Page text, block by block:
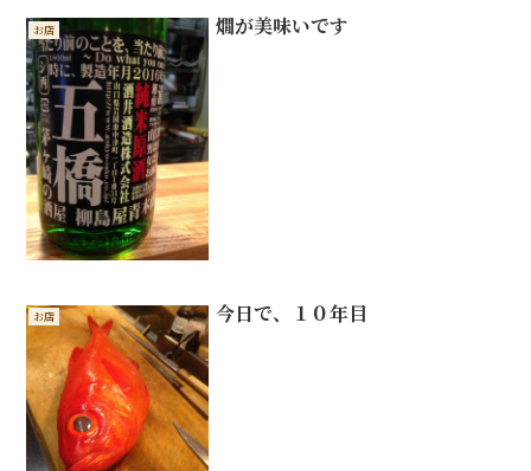
お店 燗が美味いです
お店 今日で、１０年目